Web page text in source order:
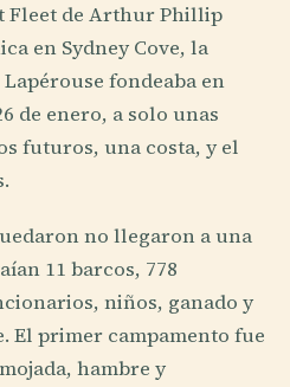
Fleet de Arthur Phillip
en Sydney Cove, la
fondeaba en
de enero, a solo unas
futuros, una costa, y el
no llegaron a una
11 barcos, 778
niños, ganado y
El primer campamento fue
hambre y